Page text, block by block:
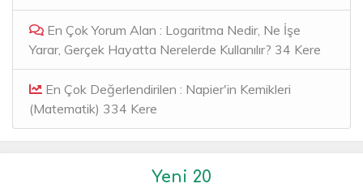
En Çok Yorum Alan : Logaritma Nedir, Ne İşe
Yarar, Gerçek Hayatta Nerelerde Kullanılır? 34 Kere
En Çok Değerlendirilen : Napier'in Kemikleri
(Matematik) 334 Kere
Yeni 20